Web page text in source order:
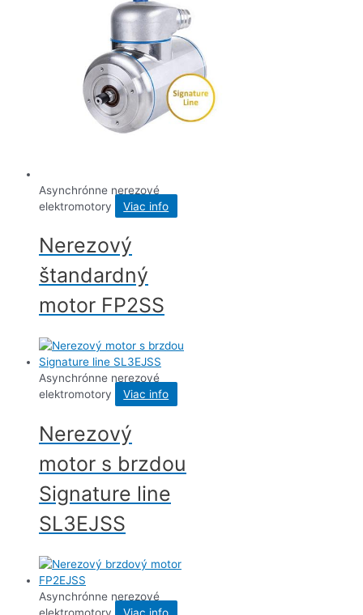
Asynchrónne nerezové
elektromotory
Nerezový
štandardný
motor FP2SS
Viac info
Asynchrónne nerezové
elektromotory
Nerezový
motor s brzdou
Signature line
SL3EJSS
Viac info
Asynchrónne nerezové
elektromotory
Viac info